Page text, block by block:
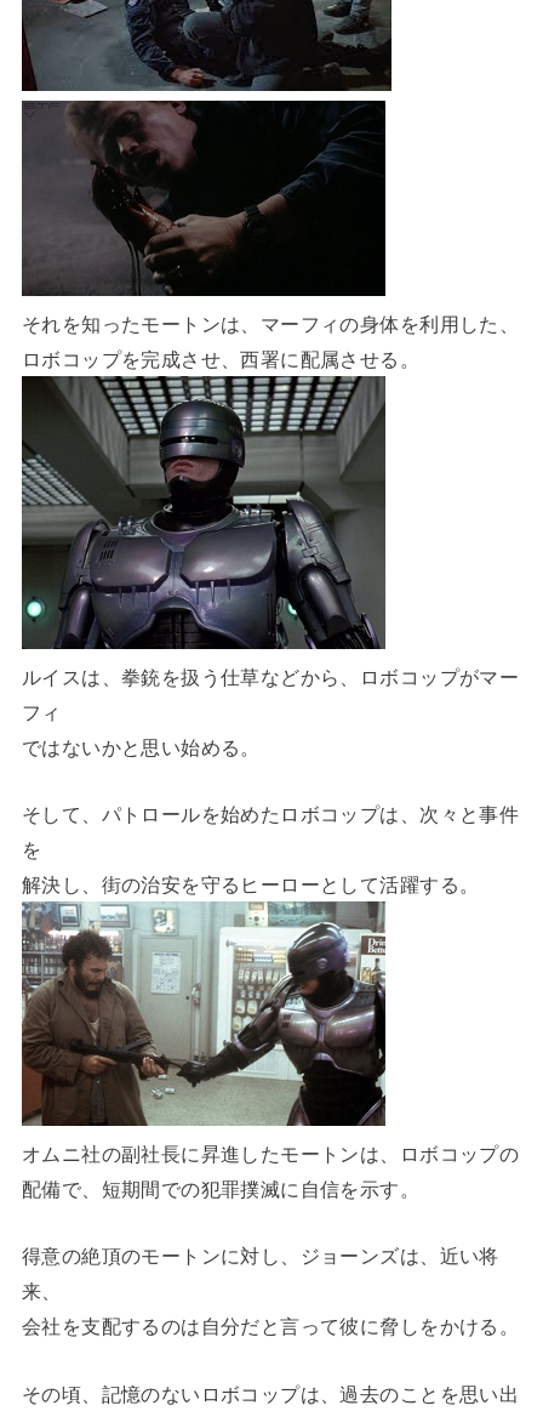
それを知ったモートンは、マーフィの身体を利用した、
ロボコップを完成させ、西署に配属させる。
ルイスは、拳銃を扱う仕草などから、ロボコップがマー
フィ
ではないかと思い始める。
そして、パトロールを始めたロボコップは、次々と事件
を
解決し、街の治安を守るヒーローとして活躍する。
オムニ社の副社長に昇進したモートンは、ロボコップの
配備で、短期間での犯罪撲滅に自信を示す。
得意の絶頂のモートンに対し、ジョーンズは、近い将
来、
会社を支配するのは自分だと言って彼に脅しをかける。
その頃、記憶のないロボコップは、過去のことを思い出